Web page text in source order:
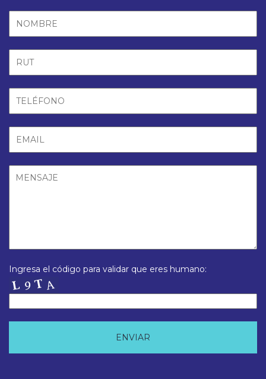
Ingresa el código para validar que eres humano: